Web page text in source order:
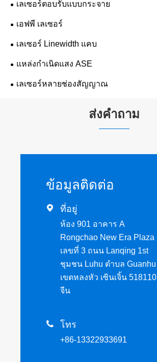
เลเซอร์ตอบรับแบบกระจาย
เอฟพี เลเซอร์
เลเซอร์ Linewidth แคบ
แหล่งกำเนิดแสง ASE
เลเซอร์หลายช่องสัญญาณ
ส่งคำถาม
ข้อมูลติดต่อ
 ที่อยู่
ห้อง 901 อาคาร A
Rongchao New Era Plaza
เลขที่ 3 ถนน Lanqing 1st
ชุมชน Luhu ตำบล Guanhu
เขตหลงหัว เซินเจิ้น 518110
จีน
 โทร
+86-13322933691